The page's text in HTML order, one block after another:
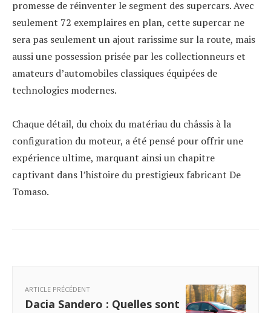
promesse de réinventer le segment des supercars. Avec
seulement 72 exemplaires en plan, cette supercar ne
sera pas seulement un ajout rarissime sur la route, mais
aussi une possession prisée par les collectionneurs et
amateurs d’automobiles classiques équipées de
technologies modernes.
Chaque détail, du choix du matériau du châssis à la
configuration du moteur, a été pensé pour offrir une
expérience ultime, marquant ainsi un chapitre
captivant dans l’histoire du prestigieux fabricant De
Tomaso.
ARTICLE PRÉCÉDENT
Dacia Sandero : Quelles sont